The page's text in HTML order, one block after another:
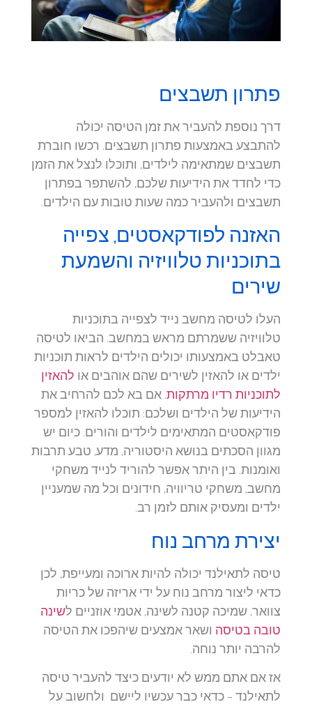
פתרון תשבצים
דרך נוספת להעביר את זמן הטיסה יכולה
להתבצע באמצעות פתרון תשבצים. רכשו חוברת
תשבצים שמתאימה לילדים, ותוכלו לנצל את הזמן
כדי לחדד את הידיעות שלכם, להשתפר בפתרון
תשבצים ולהעביר כמה שעות טובות עם הילדים.
האזנה לפודקאסטים, צפייה
בתוכניות טלוויזיה והשמעת
שירים
העלו לטיסה מחשב נייד לצפייה בתוכניות
טלוויזיה ששמרתם מראש במחשב. הביאו לטיסה
טאבלט באמצעותו יכולים הילדים לראות תוכניות
ילדים או להאזין לשירים שהם אוהבים אולהאזין
לתוכניות רדיו מרתקות. אם בא לכם להרחיב את
הידיעות של הילדים ושלכם: תוכלו להאזין למספר
פודקאסטים המתאימים לילדים והורים. כיום יש
מגוון הסכתים בנושא היסטוריה, מדע, טבע תרבות
ואומנות. בין היתר אפשר להוריד לנייד משחקי
מחשב, משחקי טריוויה, חידונים וכל מה שמעניין
ילדים ומעסיק אותם לזמן רב.
יצירת מרחב נוח
טיסה לתאילנד יכולה להיות ארוכה ומעייפת, לכן
כדאי ליצור מרחב נוח על ידי אריזה של כריות
צוואר, שמיכה קטנה לשינה, אטמי אוזניים ל שינה
טובה בטיסהושאר אמצעים שיהפכו את הטיסה
להרבה יותר נוחה.
אז אם אתם ממש לא יודעים כיצד להעביר טיסה
לתאילנד – כדאי כבר עכשיו ליישם ולחשוב על